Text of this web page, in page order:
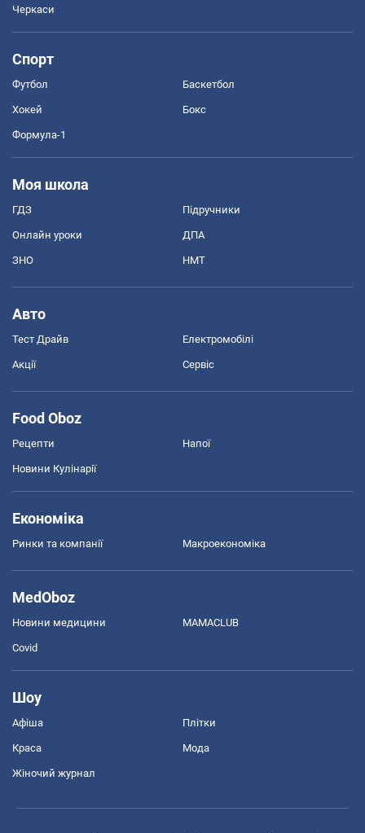
Черкаси
Спорт
Футбол Баскетбол
Хокей Бокс
Формула-1
Моя школа
ГДЗ Підручники
Онлайн уроки ДПА
ЗНО НМТ
Авто
Тест Драйв Електромобілі
Акції Сервіс
Food Oboz
Рецепти Напої
Новини Кулінарії
Економіка
Ринки та компанії Макроекономіка
MedOboz
Новини медицини MAMACLUB
Covid
Шоу
Афіша Плітки
Краса Мода
Жіночий журнал